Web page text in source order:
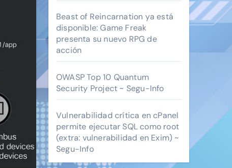
Beast of Reincarnation ya está
disponible: Game Freak
presenta su nuevo RPG de
acción
OWASP Top 10 Quantum
Security Project ~ Segu-Info
Vulnerabilidad crítica en cPanel
permite ejecutar SQL como root
(extra: vulnerabilidad en Exim) ~
Segu-Info